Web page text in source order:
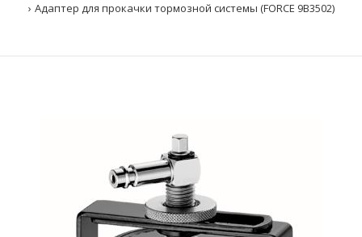
Адаптер для прокачки тормозной системы (FORCE 9B3502)